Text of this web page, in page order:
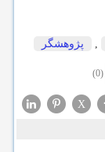
, پژوهشگر
(0)
X